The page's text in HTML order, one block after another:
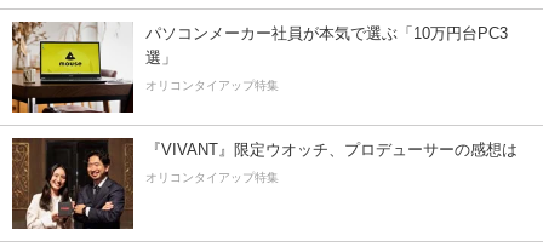
パソコンメーカー社員が本気で選ぶ「10万円台PC3
選」
オリコンタイアップ特集
『VIVANT』限定ウオッチ、プロデューサーの感想は
オリコンタイアップ特集